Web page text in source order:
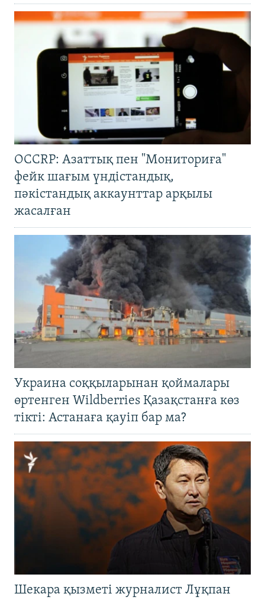
OCCRP: Азаттық пен "Мониториға"
фейк шағым үндістандық,
пәкістандық аккаунттар арқылы
жасалған
Украина соққыларынан қоймалары
өртенген Wildberries Қазақстанға көз
тікті: Астанаға қауіп бар ма?
Шекара қызметі журналист Лұқпан